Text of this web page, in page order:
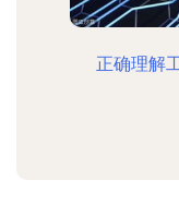
正确理解